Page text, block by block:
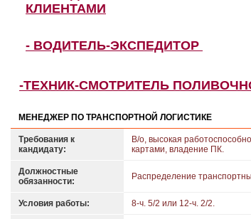
КЛИЕНТАМИ
- ВОДИТЕЛЬ-ЭКСПЕДИТОР
-ТЕХНИК-СМОТРИТЕЛЬ
МЕНЕДЖЕР ПО ТРАНСПОРТНОЙ ЛОГИСТИКЕ
Требования к
кандидату:
В/о, высокая
картами, владение ПК.
Должностные
обязанности:
Распределение
Условия работы: 8-ч. 5/2 или 12-ч. 2/2.